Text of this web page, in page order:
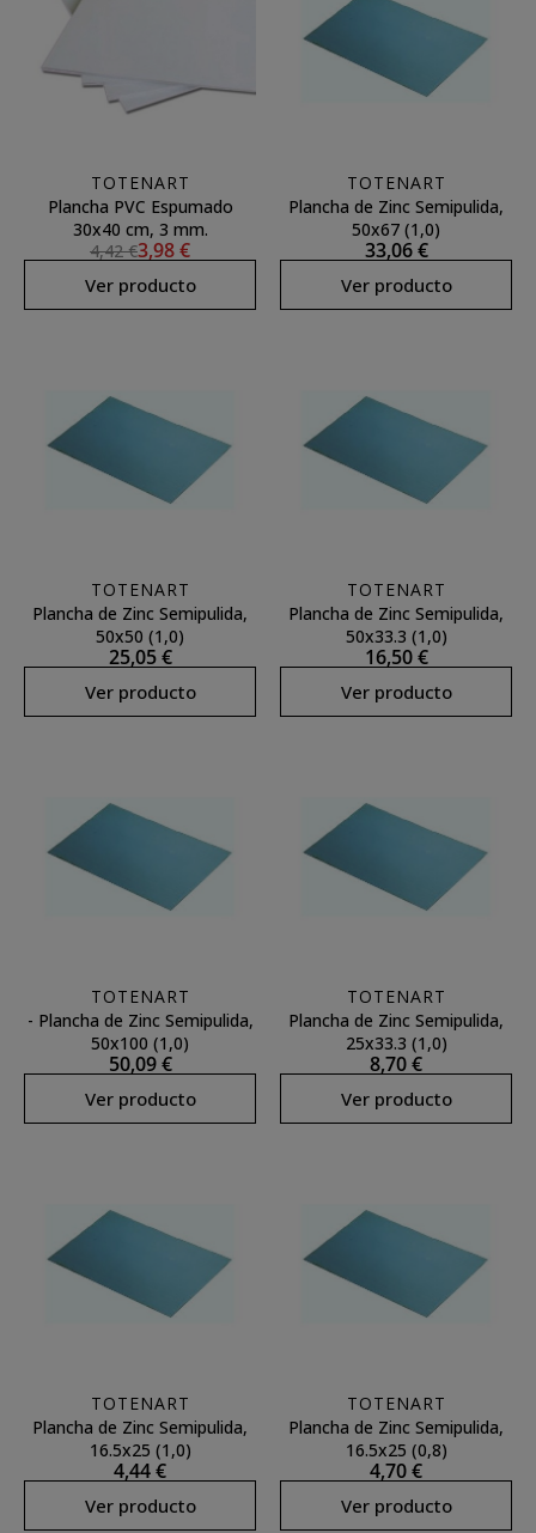
TOTENART
Plancha PVC Espumado
30x40 cm, 3 mm.
4,42 €3,98 €
Ver producto
TOTENART
Plancha de Zinc Semipulida,
50x67 (1,0)
33,06 €
Ver producto
TOTENART
Plancha de Zinc Semipulida,
50x50 (1,0)
25,05 €
Ver producto
TOTENART
Plancha de Zinc Semipulida,
50x33.3 (1,0)
16,50 €
Ver producto
TOTENART
- Plancha de Zinc Semipulida,
50x100 (1,0)
50,09 €
Ver producto
TOTENART
Plancha de Zinc Semipulida,
25x33.3 (1,0)
8,70 €
Ver producto
TOTENART
Plancha de Zinc Semipulida,
16.5x25 (1,0)
4,44 €
Ver producto
TOTENART
Plancha de Zinc Semipulida,
16.5x25 (0,8)
4,70 €
Ver producto